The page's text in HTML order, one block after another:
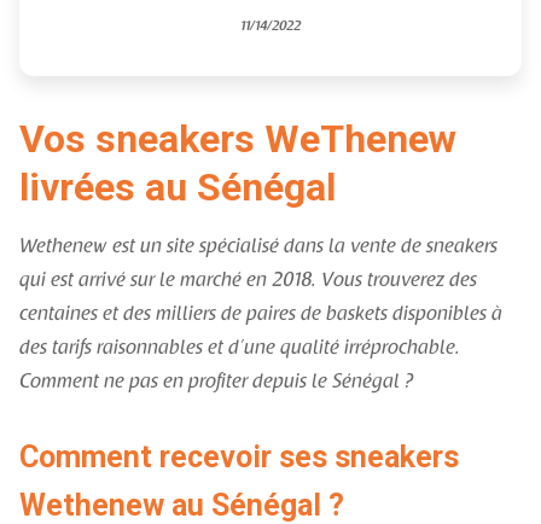
11/14/2022
Vos sneakers WeThenew
livrées au Sénégal
Wethenew est un site spécialisé dans la vente de sneakers
qui est arrivé sur le marché en 2018. Vous trouverez des
centaines et des milliers de paires de baskets disponibles à
des tarifs raisonnables et d’une qualité irréprochable.
Comment ne pas en profiter depuis le Sénégal ?
Comment recevoir ses sneakers
Wethenew au Sénégal ?